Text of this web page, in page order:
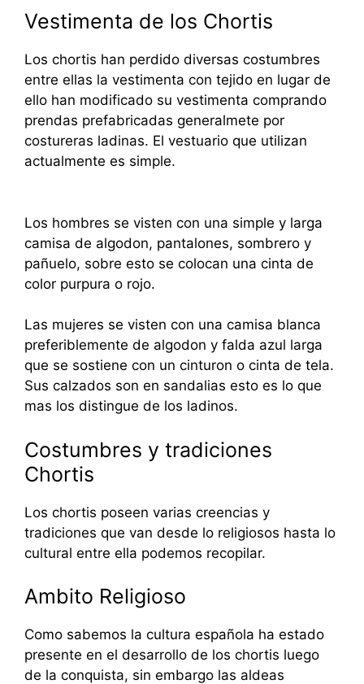
Vestimenta de los Chortis
Los chortis han perdido diversas costumbres
entre ellas la vestimenta con tejido en lugar de
ello han modificado su vestimenta comprando
prendas prefabricadas generalmete por
costureras ladinas. El vestuario que utilizan
actualmente es simple.
Los hombres se visten con una simple y larga
camisa de algodon, pantalones, sombrero y
pañuelo, sobre esto se colocan una cinta de
color purpura o rojo.
Las mujeres se visten con una camisa blanca
preferiblemente de algodon y falda azul larga
que se sostiene con un cinturon o cinta de tela.
Sus calzados son en sandalias esto es lo que
mas los distingue de los ladinos.
Costumbres y tradiciones
Chortis
Los chortis poseen varias creencias y
tradiciones que van desde lo religiosos hasta lo
cultural entre ella podemos recopilar.
Ambito Religioso
Como sabemos la cultura española ha estado
presente en el desarrollo de los chortis luego
de la conquista, sin embargo las aldeas